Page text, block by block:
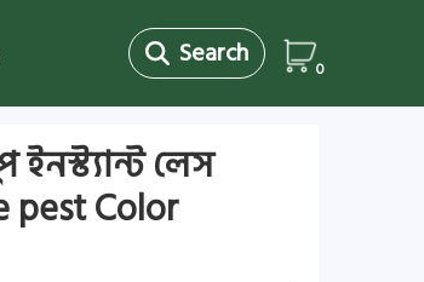
Search 0
লেস
pest Color